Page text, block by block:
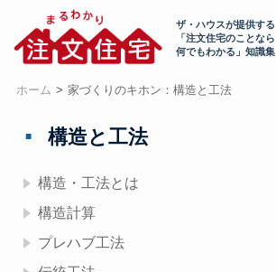
ザ・ハウスが提供する
「注文住宅のことなら
何でもわかる」知識集
ホーム 家づくりのキホン：構造と工法
構造と工法
構造・工法とは
構造計算
プレハブ工法